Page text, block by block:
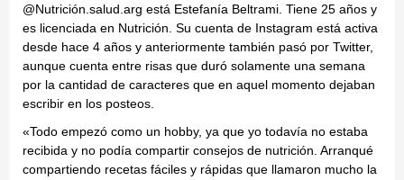
@Nutrición.salud.arg está Estefanía Beltrami. Tiene 25 años y
es licenciada en Nutrición. Su cuenta de Instagram está activa
desde hace 4 años y anteriormente también pasó por Twitter,
aunque cuenta entre risas que duró solamente una semana
por la cantidad de caracteres que en aquel momento dejaban
escribir en los posteos.
«Todo empezó como un hobby, ya que yo todavía no estaba
recibida y no podía compartir consejos de nutrición. Arranqué
compartiendo recetas fáciles y rápidas que llamaron mucho la